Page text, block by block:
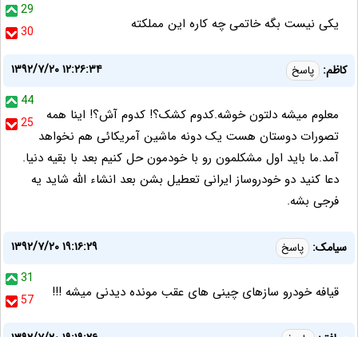
29
30
یکی نیست بگه خاتمی چه کاره این مملکته
کاظم: پاسخ
۱۳۹۲/۷/۲۰ ۱۲:۲۶:۳۴
44
25
معلوم میشه دلتون خوشه.کدوم کشک؟! کدوم آش؟! اینا همه
تصورات دوستان هست یک دونه ماشین آمریکائی هم نخواهد
آمد.ما باید اول مشکلمون رو با خودمون حل کنیم بعد با بقیه دنیا.
دعا کنید دو خودروساز ایرانی تعطیل بشن بعد انشاء الله شاید یه
فرجی بشه.
سیامک: پاسخ
۱۳۹۲/۷/۲۰ ۱۹:۱۶:۲۹
31
57
قیافه خودرو سازهای چینی های عقب مونده دیدنی میشه !!!